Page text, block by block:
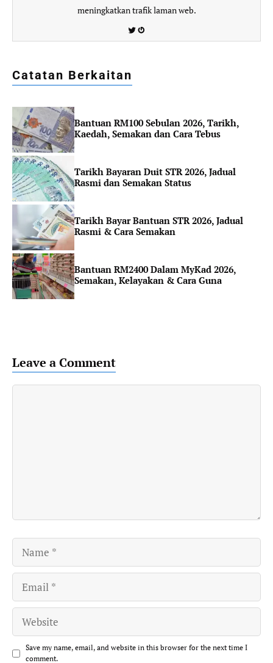
meningkatkan trafik laman web.
Twitter
Gravatar
Catatan Berkaitan
Bantuan RM100 Sebulan 2026, Tarikh,
Kaedah, Semakan dan Cara Tebus
Tarikh Bayaran Duit STR 2026, Jadual
Rasmi dan Semakan Status
Tarikh Bayar Bantuan STR 2026, Jadual
Rasmi & Cara Semakan
Bantuan RM2400 Dalam MyKad 2026,
Semakan, Kelayakan & Cara Guna
Leave a Comment
Website
Save my name, email, and website in this browser for the next time I
comment.